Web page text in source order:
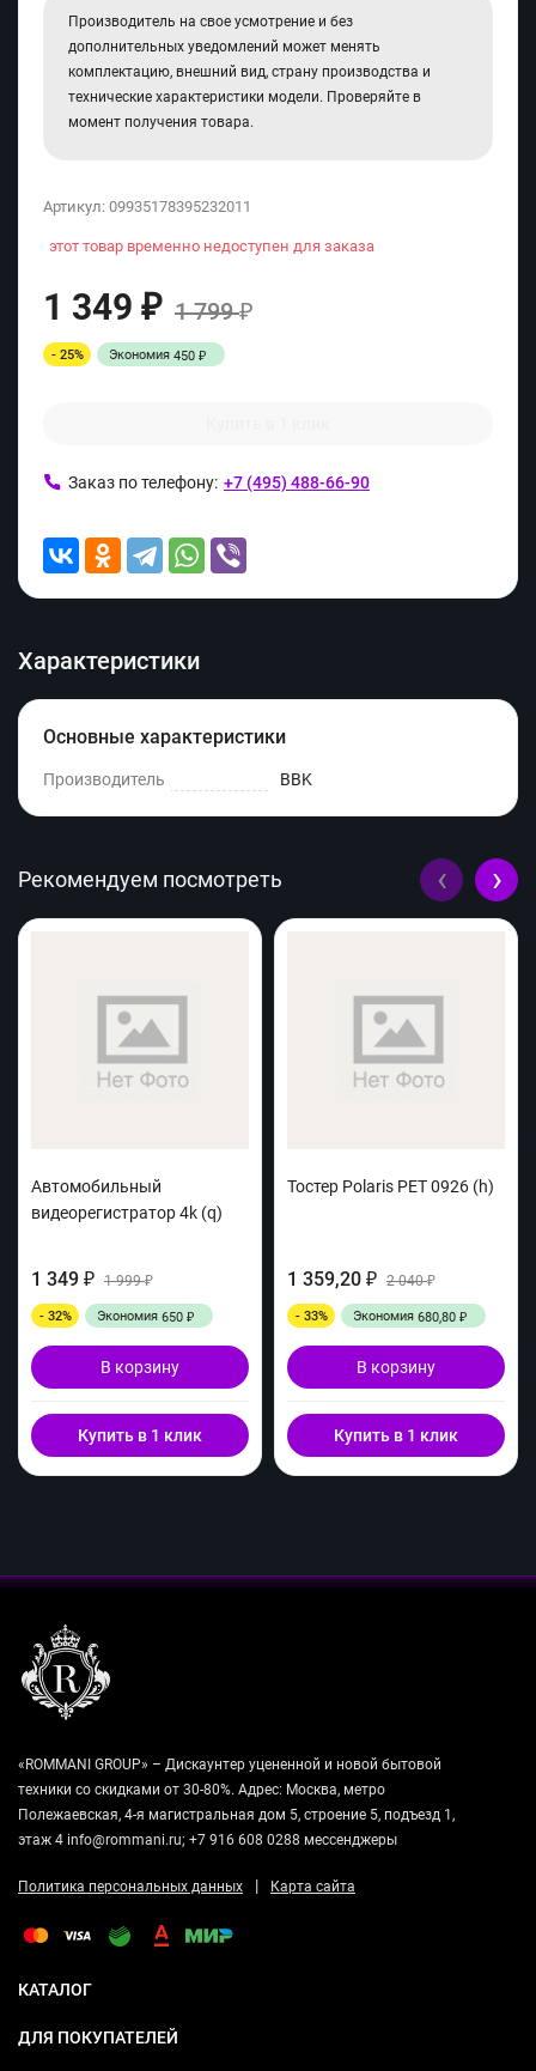
Производитель на свое усмотрение и без
дополнительных уведомлений может менять
комплектацию, внешний вид, страну производства и
технические характеристики модели. Проверяйте в
момент получения товара.
Артикул: 09935178395232011
этот товар временно недоступен для заказа
1 349 ₽ 1 799₽
- 25% Экономия 450 ₽
Заказ по телефону: +7 (495) 488-66-90
Характеристики
Основные характеристики
Производитель BBK
Рекомендуем посмотреть
Автомобильный
видеорегистратор 4k (q)
1 349 ₽ 1 999₽
- 32% Экономия 650 ₽
В корзину
Купить в 1 клик
Тостер Polaris PET 0926 (h)
1 359,20 ₽ 2 040₽
- 33% Экономия 680,80 ₽
В корзину
Купить в 1 клик
‹ ›
«ROMMANI GROUP» – Дискаунтер уцененной и новой бытовой
техники со скидками от 30-80%. Адрес: Москва, метро
Полежаевская, 4-я магистральная дом 5, строение 5, подъезд 1,
этаж 4 info@rommani.ru; +7 916 608 0288 мессенджеры
Политика персональных данных | Карта сайта
КАТАЛОГ
ДЛЯ ПОКУПАТЕЛЕЙ